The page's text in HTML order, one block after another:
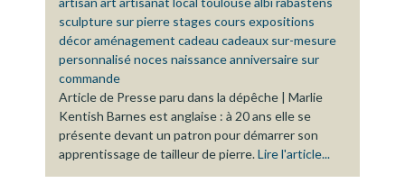
Article de Presse paru dans la dépêche | Marlie
Kentish Barnes est anglaise : à 20 ans elle se
présente devant un patron pour démarrer son
apprentissage de tailleur de pierre.Lire l'article...